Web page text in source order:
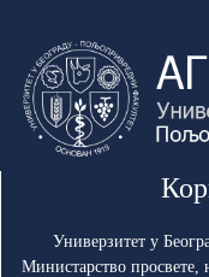
Универзитет у
Министарство просвете,